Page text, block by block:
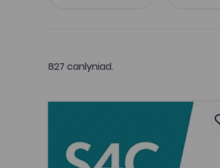
827 canlyniad.
Sleep Furiously (2007)
Sleep Furiously (2007)
Tagiau